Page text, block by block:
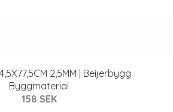
2,5MM | Beijerbygg
Byggmaterial
158 SEK